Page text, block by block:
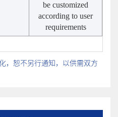
be customized
according to user
requirements
，恕不另行通知，以供需双方